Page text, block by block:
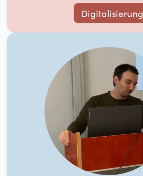
Digitalisierung